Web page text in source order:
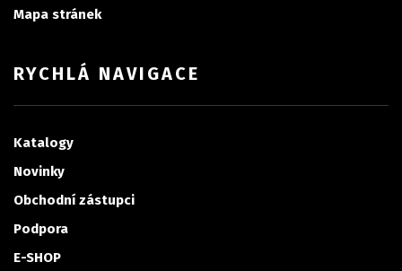
Mapa stránek
RYCHLÁ NAVIGACE
Katalogy
Novinky
Obchodní zástupci
Podpora
E-SHOP